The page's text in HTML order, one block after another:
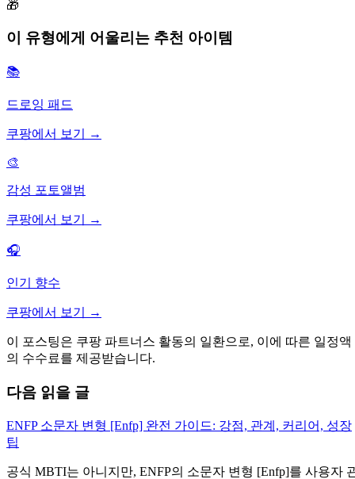
🎁
이 유형에게 어울리는 추천 아이템
📚
드로잉 패드
쿠팡에서 보기 →
🎨
감성 포토앨범
쿠팡에서 보기 →
🎧
인기 향수
쿠팡에서 보기 →
이 포스팅은 쿠팡 파트너스 활동의 일환으로, 이에 따른 일정액
의 수수료를 제공받습니다.
다음 읽을 글
ENFP 소문자 변형 [Enfp] 완전 가이드: 강점, 관계, 커리어, 성장
팁
공식 MBTI는 아니지만, ENFP의 소문자 변형 [Enfp]를 사용자